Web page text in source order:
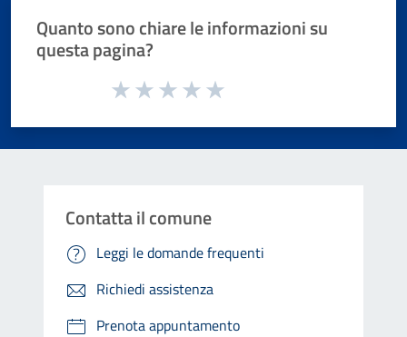
Quanto sono chiare le informazioni su
questa pagina?
Valuta da 1 a 5 stelle la pagina
Contatta il comune
Leggi le domande frequenti
Richiedi assistenza
Prenota appuntamento